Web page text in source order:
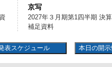
京写
2027年３月期第1四半期 決算
補足資料
スケジュール 本日の開示